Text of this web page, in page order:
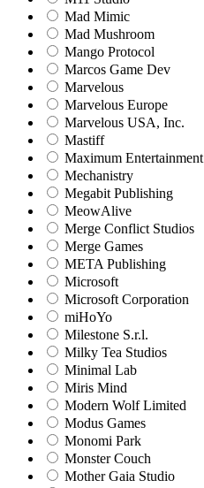
Mad Mimic
Mad Mushroom
Mango Protocol
Marcos Game Dev
Marvelous
Marvelous Europe
Marvelous USA, Inc.
Mastiff
Maximum Entertainment
Mechanistry
Megabit Publishing
MeowAlive
Merge Conflict Studios
Merge Games
META Publishing
Microsoft
Microsoft Corporation‬
miHoYo
Milestone S.r.l.
Milky Tea Studios
Minimal Lab
Miris Mind
Modern Wolf Limited
Modus Games
Monomi Park
Monster Couch
Mother Gaia Studio